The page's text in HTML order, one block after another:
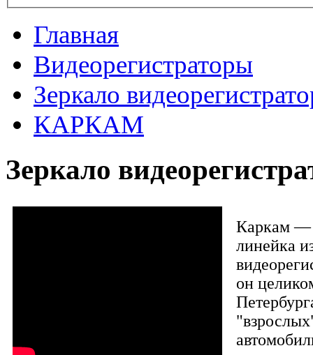
Главная
Видеорегистраторы
Зеркало
КАРКАМ
Зеркало
Каркам —
линейка
он